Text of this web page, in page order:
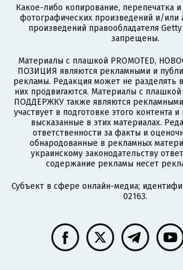
Какое-либо копирование, перепечатка
фотографических произведений и/или
произведений правообладателя
запрещены.
Материалы с плашкой PROMOTED,
ПОЗИЦИЯ являются рекламными и
рекламы. Редакция может не разделять
них продвигаются. Материалы с
ПОДДЕРЖКУ также являются
участвует в подготовке этого контента
высказанные в этих материалах.
ответственности за факты и
обнародованные в рекламных
украинскому законодательству
содержание рекламы несет
Субъект в сфере онлайн-медиа;
02163.